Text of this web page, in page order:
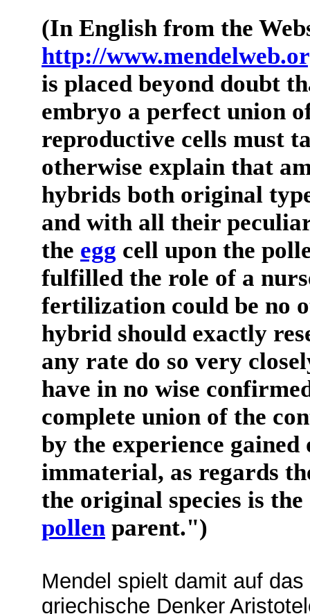
(In English from the
http://
is placed beyond doubt
embryo a perfect union
reproductive cells must
otherwise explain that
hybrids both original
and with all their
the egg cell upon the
fulfilled the role of a
fertilization could be no
hybrid should exactly
any rate do so very
have in no wise
complete union of the
by the experience
immaterial, as regards
the original species is
pollen parent.")
Mendel spielt damit auf
griechische Denker